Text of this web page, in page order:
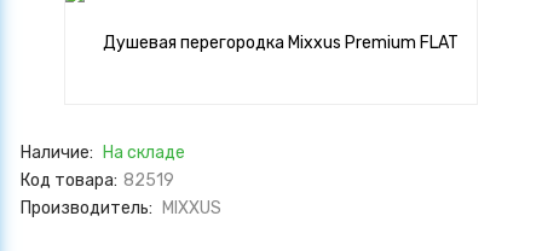
Наличие:
На складе
Код товара: 82519
Производитель:
MIXXUS